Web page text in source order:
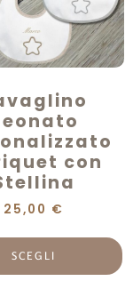
con
25,00 €
SCEGLI